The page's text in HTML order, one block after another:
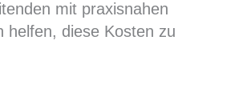
mit praxisnahen
helfen, diese Kosten zu